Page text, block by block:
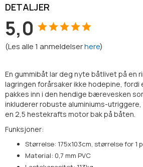
DETALJER
5,0
(Les alle1 anmeldelserhere)
En gummibåt lar deg nyte båtlivet på en
lagringen forårsaker ikke hodepine, fordi
pakkes inn i den hendige bærevesken
inkluderer robuste aluminiums-
en 2,5 hestekrafts motor bak på båten.
Funksjoner:
Størrelse: 175x103cm, størrelse for 1
Material: 0,7 mm PVC